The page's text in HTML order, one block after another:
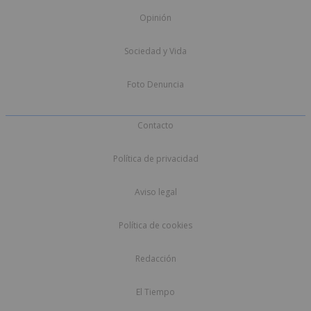
Opinión
Sociedad y Vida
Foto Denuncia
Contacto
Política de privacidad
Aviso legal
Política de cookies
Redacción
El Tiempo